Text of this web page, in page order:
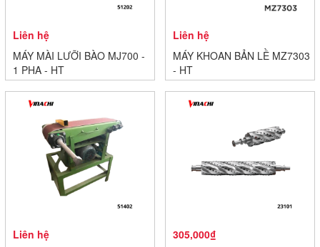
Liên hệ
MÁY MÀI LƯỠI BÀO MJ700 -
1 PHA - HT
Liên hệ
MÁY KHOAN BẢN LỀ MZ7303
- HT
Liên hệ
305,000₫